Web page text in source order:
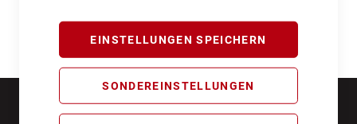
EINSTELLUNGEN SPEICHERN
SONDEREINSTELLUNGEN